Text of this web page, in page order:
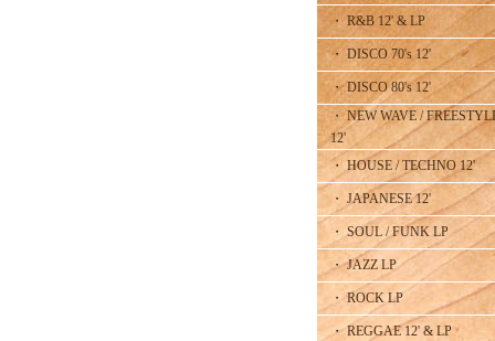
・ R&B 12' & LP
・ DISCO 70's 12'
・ DISCO 80's 12'
・ NEW WAVE /
12'
・ HOUSE / TECHNO 12'
・ JAPANESE 12'
・ SOUL / FUNK LP
・ JAZZ LP
・ ROCK LP
・ REGGAE 12' & LP